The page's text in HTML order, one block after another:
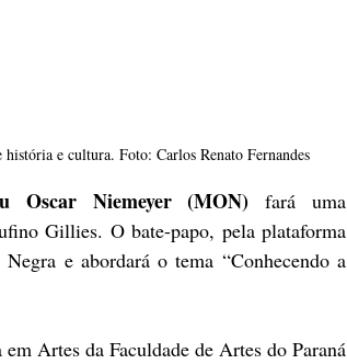
e cultura. Foto: Carlos Renato Fernandes
Oscar Niemeyer (MON) fará uma
Gillies. O bate-papo, pela plataforma
e abordará o tema “Conhecendo a
Artes da Faculdade de Artes do Paraná